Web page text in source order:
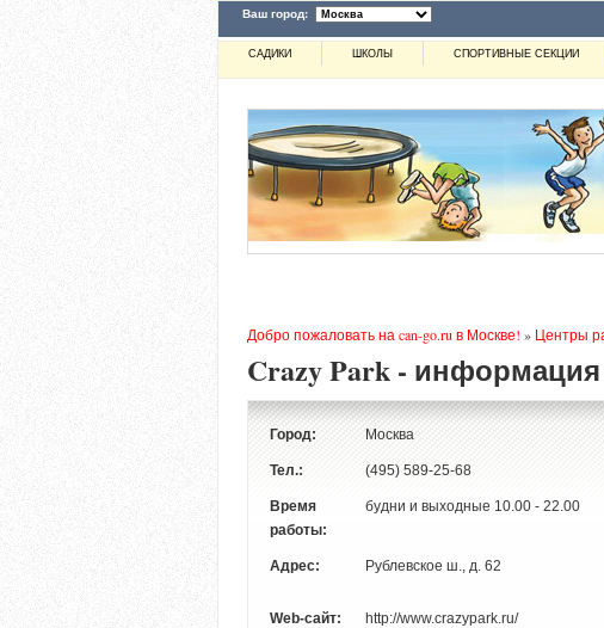
Ваш город:
САДИКИ ШКОЛЫ СПОРТИВНЫЕ СЕКЦИИ
Добро пожаловать на can-go.ru в Москве! » Центры
Crazy Park -
Город: Москва
Тел.: (495) 589-25-68
Время
работы:
будни и выходные 10.00 - 22.00
Адрес: Рублевское ш., д. 62
Web-сайт: http://www.crazypark.ru/